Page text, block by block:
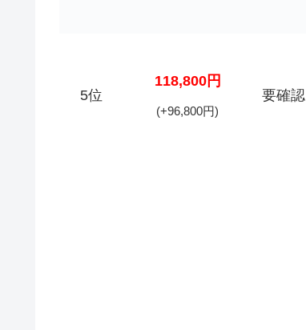
5位
118,800円
(+96,800円)
要確認